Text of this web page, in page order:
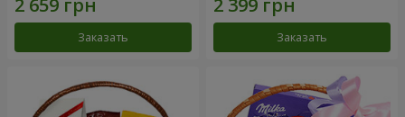
Заказать Заказать